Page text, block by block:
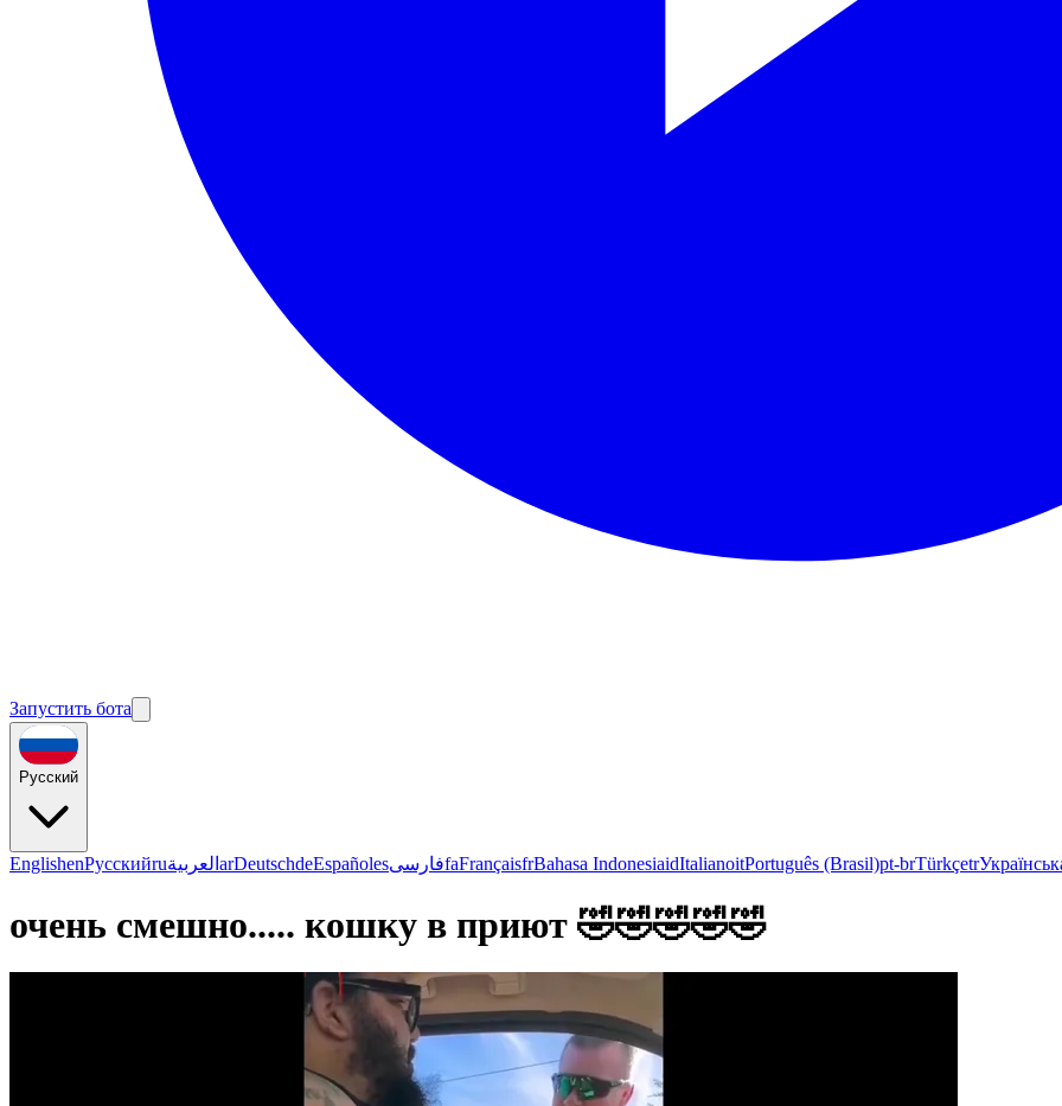
Запустить бота
Русский
EnglishenРусскийruالعربية arDeutschdeEspañolesفارسیfaFrançaisfrBahasa IndonesiaidItalianoitPortuguês (Brasil)pt-brTürkçetr
очень смешно..... кошку в приют 🤣🤣🤣🤣🤣